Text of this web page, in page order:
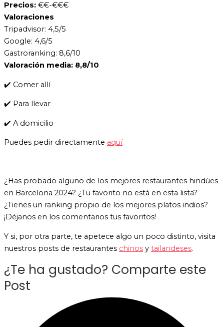
Precios: €€-€€€
Valoraciones
Tripadvisor: 4,5/5
Google: 4,6/5
Gastroranking: 8,6/10
Valoración media: 8,8/10
✔️ Comer allí
✔️ Para llevar
✔️ A domicilio
Puedes pedir directamente aquí
¿Has probado alguno de los mejores restaurantes hindúes
en Barcelona 2024? ¿Tu favorito no está en esta lista?
¿Tienes un ranking propio de los mejores platos indios?
¡Déjanos en los comentarios tus favoritos!
Y si, por otra parte, te apetece algo un poco distinto, visita
nuestros posts de restaurantes chinos y tailandeses.
¿Te ha gustado? Comparte este
Post